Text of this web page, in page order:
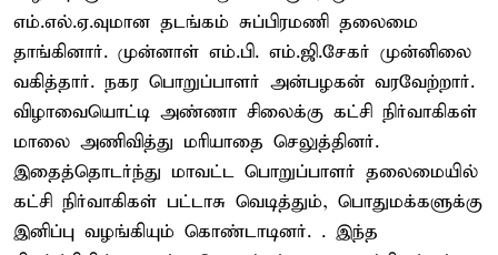
எம்.எல்.ஏ.வுமான தடங்கம் சுப்பிரமணி தலைமை
தாங்கினார். முன்னாள் எம்.பி. எம்.ஜி.சேகர் முன்னிலை
வகித்தார். நகர பொறுப்பாளர் அன்பழகன் வரவேற்றார்.
விழாவையொட்டி அண்ணா சிலைக்கு கட்சி நிர்வாகிகள்
மாலை அணிவித்து மரியாதை செலுத்தினர்.
இதைத்தொடர்ந்து மாவட்ட பொறுப்பாளர் தலைமையில்
கட்சி நிர்வாகிகள் பட்டாசு வெடித்தும், பொதுமக்களுக்கு
இனிப்பு வழங்கியும் கொண்டாடினர். . இந்த